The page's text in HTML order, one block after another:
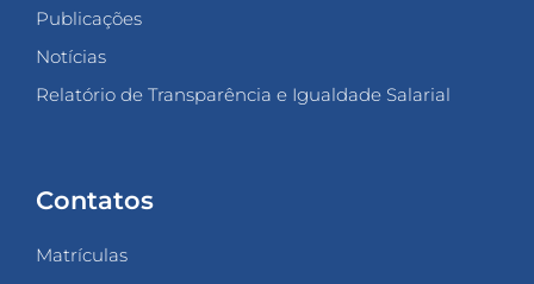
Publicações
Notícias
Relatório de Transparência e Igualdade Salarial
Contatos
Matrículas